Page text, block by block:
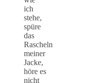
ich
stehe,
spüre
das
Rascheln
meiner
Jacke,
höre es
nicht